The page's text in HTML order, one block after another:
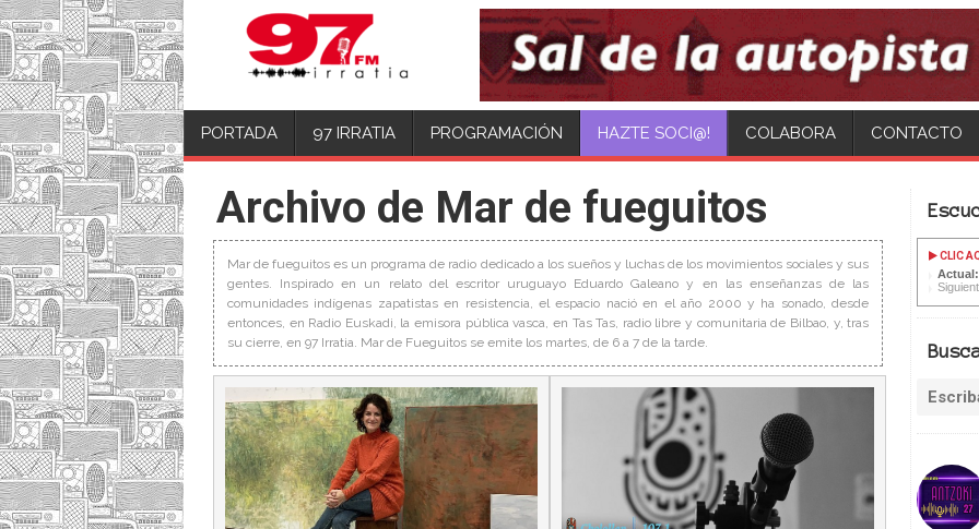
PORTADA 97 IRRATIA PROGRAMACIÓN COLABORA CONTACTO
CLIC
Archivo de Mar de fueguitos
Mar de fueguitos es un programa de radio dedicado a los sueños y luchas de los movimientos sociales y sus
gentes. Inspirado en un relato del escritor uruguayo Eduardo Galeano y en las enseñanzas de las
comunidades indígenas zapatistas en resistencia, el espacio nació en el año 2000 y ha sonado, desde
entonces, en Radio Euskadi, la emisora pública vasca, en Tas Tas, radio libre y comunitaria de Bilbao, y, tras
su cierre, en 97 Irratia. Mar de Fueguitos se emite los martes, de 6 a 7 de la tarde.